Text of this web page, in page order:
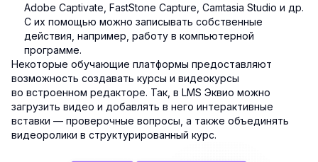
Adobe Captivate, FastStone Capture, Camtasia Studio и др.
С их помощью можно записывать собственные
действия, например, работу в компьютерной
программе.
Некоторые обучающие платформы предоставляют
возможность создавать курсы и видеокурсы
во встроенном редакторе. Так, в LMS Эквио можно
загрузить видео и добавлять в него интерактивные
вставки — проверочные вопросы, а также объединять
видеоролики в структурированный курс.